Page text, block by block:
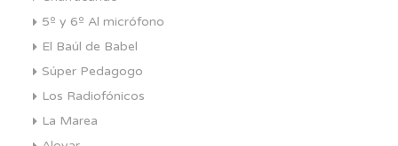
5º y 6º Al micrófono
El Baúl de Babel
Súper Pedagogo
Los Radiofónicos
La Marea